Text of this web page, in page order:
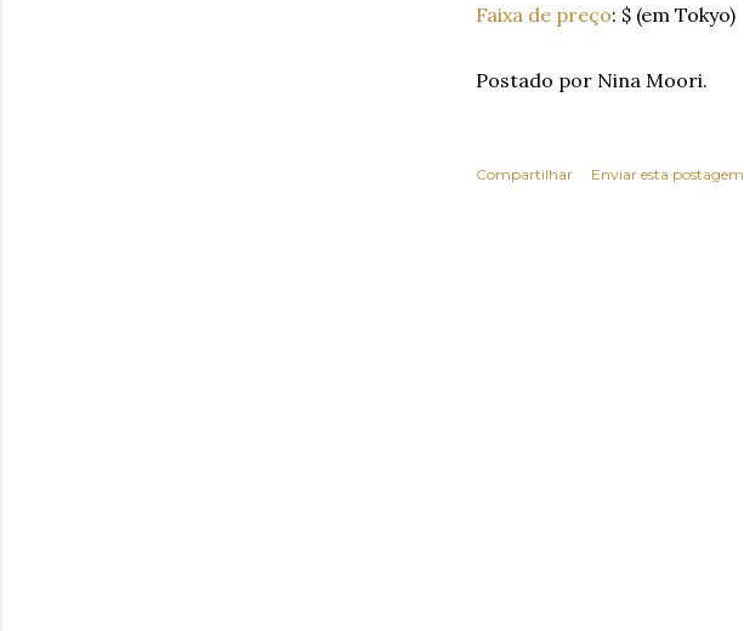
Faixa de preço: $ (em Tokyo)
Postado por Nina Moori.
Compartilhar Enviar esta postagem